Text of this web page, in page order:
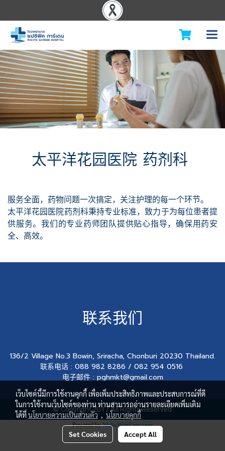
太平洋花园医院 药剂科
服务全面，药物问题一次搞定，关注护理的每一个环节。
太平洋花园医院药剂科秉持专业标准，致力于为每位患者提
供服务。我们的专业药师团队提供贴心指导，确保用药安
全、高效。
联系我们
136/2 Village No.3 Bowin, Sriracha, Chonburi 20230 Thailand.
联系电话 : 088 982 8286 / 082 954 0516
电子邮件 : pghmkt@gmail.com
© Copyright 2017 All Rights Reserved
Powered byMakeWebEasy.com
เว็บไซต์นี้มีการใช้งานคุกกี้ เพื่อเพิ่มประสิทธิภาพและประสบการณ์ที่ดี
ในการใช้งานเว็บไซต์ของท่าน ท่านสามารถอ่านรายละเอียดเพิ่มเติม
ได้ที่นโยบายความเป็นส่วนตัว, นโยบายคุกกี้
Set Cookies Accept All